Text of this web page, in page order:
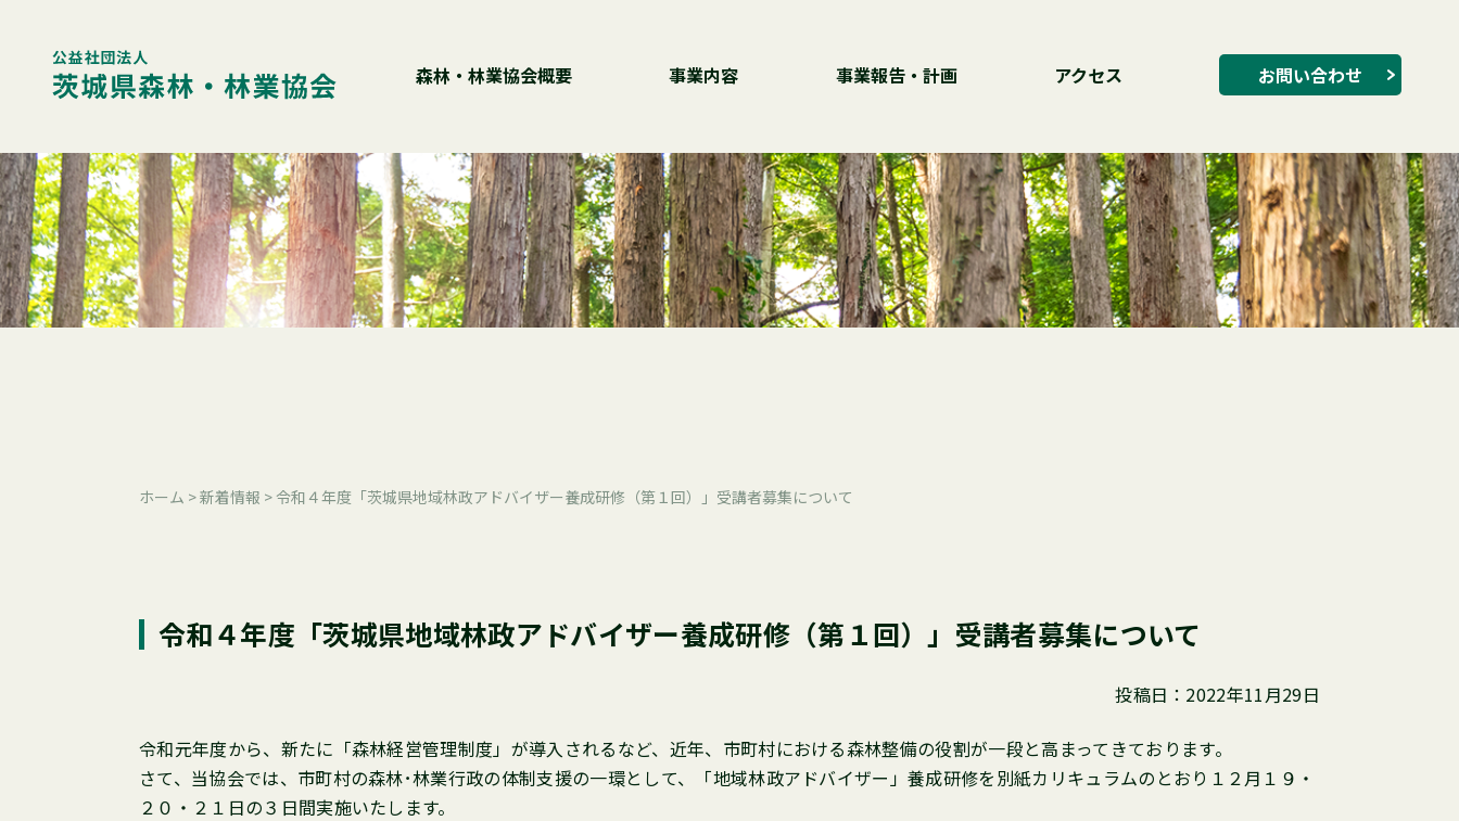
content
森林・林業協会概要
事業内容 事業報告・計画 アクセス お問い合わせ
ホーム >新着情報 >令和４年度「茨城県地域林政アドバイザー養成研修（第１回）」受講者募集について
令和４年度「茨城県地域林政アドバイザー養成研修（第１回）」受講者募集について
投稿日：2022年11月29日
令和元年度から、新たに「森林経営管理制度」が導入されるなど、近年、市町村における森林整備の役割が一段と高まってきております。
さて、当協会では、市町村の森林･林業行政の体制支援の一環として、「地域林政アドバイザー」養成研修を別紙カリキュラムのとおり１２月１９・
２０・２１日の３日間実施いたします。